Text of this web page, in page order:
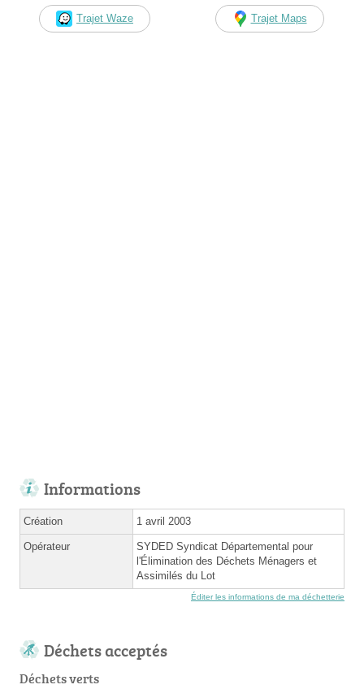
Trajet Waze Trajet Maps
Informations
Création 1 avril 2003
Opérateur
SYDED Syndicat Départemental pour
l'Élimination des Déchets Ménagers et
Assimilés du Lot
Éditer les informations de ma déchetterie
Déchets acceptés
Déchets verts